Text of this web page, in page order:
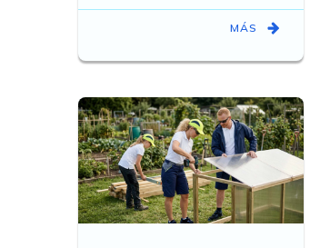
MÁS